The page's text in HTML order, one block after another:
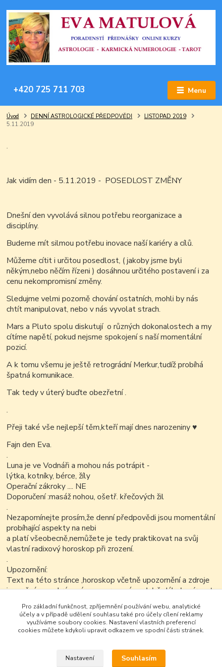
Menu
+420 725 711 703
Úvod DENNÍ ASTROLOGICKÉ PŘEDPOVĚDI
LISTOPAD 2019
5.11.2019
.
Jak vidím den - 5.11.2019 - POSEDLOST ZMĚNY
Dnešní den vyvolává silnou potřebu reorganizace a
disciplíny.
Budeme mít silmou potřebu inovace naší kariéry a cílů.
Můžeme cítit i určitou posedlost, ( jakoby jsme byli
někým,nebo něčím řízeni ) dosáhnou určitého postavení i za
cenu nekompromisní změny.
Sledujme velmi pozorně chování ostatních, mohli by nás
chtít manipulovat, nebo v nás vyvolat strach.
Mars a Pluto spolu diskutují o různých dokonalostech a my
cítíme napětí, pokud nejsme spokojení s naší momentální
pozicí.
A k tomu všemu je ještě retrográdní Merkur,tudíž probíhá
špatná komunikace.
Tak tedy v úterý buďte obezřetní .
.
Přeji také vše nejlepší těm,kteří mají dnes narozeniny♥
Fajn den Eva.
.
Luna je ve Vodnáři a mohou nás potrápit -
lýtka, kotníky, bérce, žíly
Operační zákroky .... NE
Doporučení :masáž nohou, ošetř. křečových žil
.
Nezapomínejte prosím,že denní předpovědi jsou momentální
probíhající aspekty na nebi
a platí všeobecně,nemůžete je tedy praktikovat na svůj
vlastní radixový horoskop při zrození.
.
Upozornění:
Text na této stránce ,horoskop včetně upozornění a zdroje
je možné v nezkrácené a neupravené podobě dále kopírovat
způsobem...
Pro základní funkčnost, zpříjemnění používání webu, analytické
účely a v případě udělení souhlasu také pro účely cílení reklamy
využíváme soubory cookies. Nastavení vlastních preferencí
cookies můžete kdykoli upravit odkazem ve spodní části stránek.
Nastavení Souhlasím